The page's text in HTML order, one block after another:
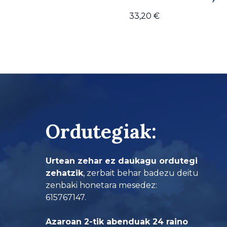
33,20 €
Ordutegiak:
Urtean zehar ez daukagu ordutegi
zehatzik, zerbait behar badezu deitu
zenbaki honetara mesedez:
615767147.
Azaroan 2-tik abenduak 24 raino